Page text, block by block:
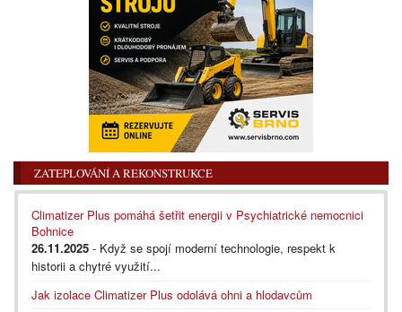
ZATEPLOVÁNÍ A REKONSTRUKCE
Climatizer Plus pomáhá šetřit energii v Psychiatrické nemocnici
Bohnice
26.11.2025 - Když se spojí moderní technologie, respekt k
historii a chytré využití...
Jak izolace Climatizer Plus odolává ohni a hlodavcům